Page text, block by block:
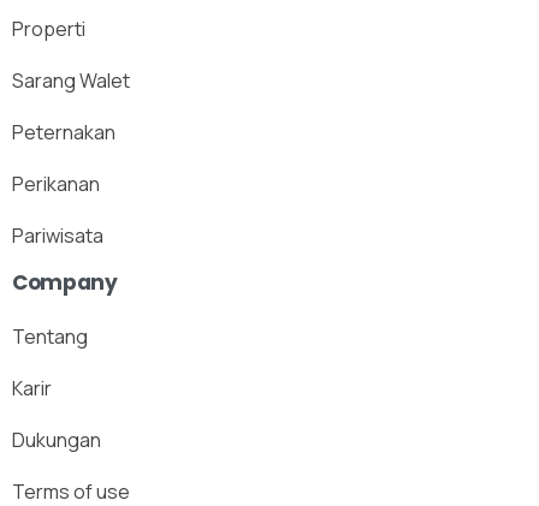
Properti
Sarang Walet
Peternakan
Perikanan
Pariwisata
Company
Tentang
Karir
Dukungan
Terms of use